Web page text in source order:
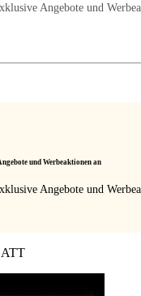
Angebote und
und Werbeaktionen an
Angebote und